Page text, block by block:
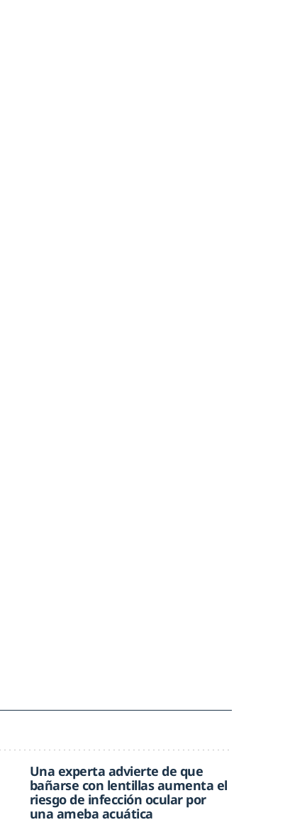
Una experta advierte de que
bañarse con lentillas aumenta el
riesgo de infección ocular por
una ameba acuática